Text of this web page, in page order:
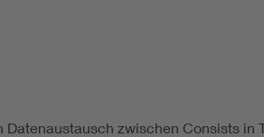
zwischen Consists in